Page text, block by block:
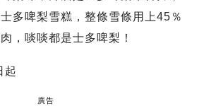
多啤梨雪糕，整條雪條用上45％
，啖啖都是士多啤梨！
起
廣告